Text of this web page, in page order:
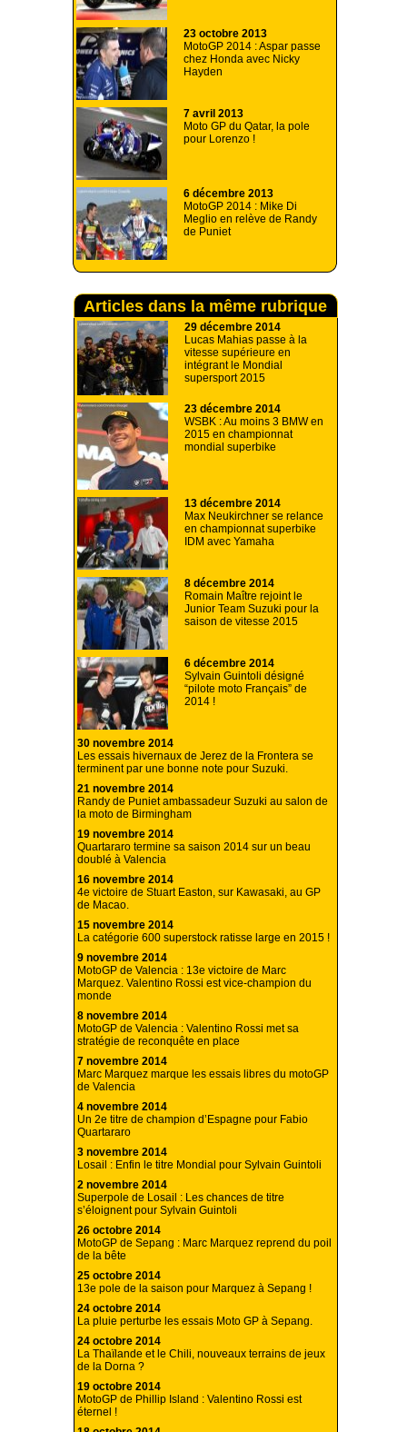
23 octobre 2013
MotoGP 2014 : Aspar passe
chez Honda avec Nicky
Hayden
7 avril 2013
Moto GP du Qatar, la pole
pour Lorenzo !
6 décembre 2013
MotoGP 2014 : Mike Di
Meglio en relève de Randy
de Puniet
Articles dans la même rubrique
29 décembre 2014
Lucas Mahias passe à la
vitesse supérieure en
intégrant le Mondial
supersport 2015
23 décembre 2014
WSBK : Au moins 3 BMW en
2015 en championnat
mondial superbike
13 décembre 2014
Max Neukirchner se relance
en championnat superbike
IDM avec Yamaha
8 décembre 2014
Romain Maître rejoint le
Junior Team Suzuki pour la
saison de vitesse 2015
6 décembre 2014
Sylvain Guintoli désigné
“pilote moto Français” de
2014 !
30 novembre 2014
Les essais hivernaux de Jerez de la Frontera se
terminent par une bonne note pour Suzuki.
21 novembre 2014
Randy de Puniet ambassadeur Suzuki au salon de
la moto de Birmingham
19 novembre 2014
Quartararo termine sa saison 2014 sur un beau
doublé à Valencia
16 novembre 2014
4e victoire de Stuart Easton, sur Kawasaki, au GP
de Macao.
15 novembre 2014
La catégorie 600 superstock ratisse large en 2015 !
9 novembre 2014
MotoGP de Valencia : 13e victoire de Marc
Marquez. Valentino Rossi est vice-champion du
monde
8 novembre 2014
MotoGP de Valencia : Valentino Rossi met sa
stratégie de reconquête en place
7 novembre 2014
Marc Marquez marque les essais libres du motoGP
de Valencia
4 novembre 2014
Un 2e titre de champion d’Espagne pour Fabio
Quartararo
3 novembre 2014
Losail : Enfin le titre Mondial pour Sylvain Guintoli
2 novembre 2014
Superpole de Losail : Les chances de titre
s’éloignent pour Sylvain Guintoli
26 octobre 2014
MotoGP de Sepang : Marc Marquez reprend du poil
de la bête
25 octobre 2014
13e pole de la saison pour Marquez à Sepang !
24 octobre 2014
La pluie perturbe les essais Moto GP à Sepang.
24 octobre 2014
La Thaïlande et le Chili, nouveaux terrains de jeux
de la Dorna ?
19 octobre 2014
MotoGP de Phillip Island : Valentino Rossi est
éternel !